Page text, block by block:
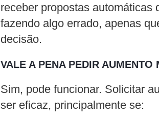
receber propostas automáticas
fazendo algo errado, apenas
decisão.
VALE A PENA PEDIR AUMENTO
Sim, pode funcionar. Solicitar
ser eficaz, principalmente se: